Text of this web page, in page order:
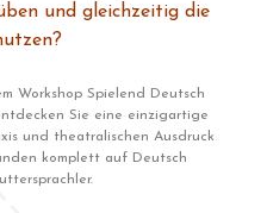
und gleichzeitig die
Workshop Spielend Deutsch
Sie eine einzigartige
und theatralischen Ausdruck
komplett auf Deutsch